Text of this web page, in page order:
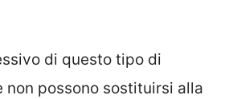
di questo tipo di
non possono sostituirsi alla